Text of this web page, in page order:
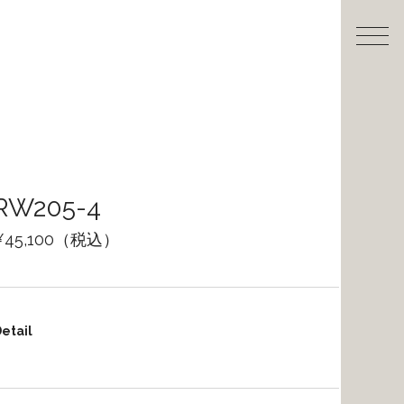
4
（税込）